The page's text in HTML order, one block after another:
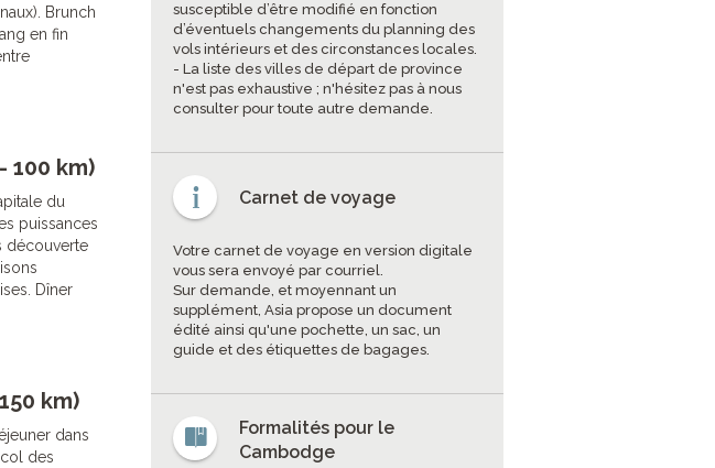
Brunch
en fin
100 km)
du
puissances
découverte
Dîner
km)
dans
des
susceptible d’être modifié en fonction
d’éventuels changements du planning des
vols intérieurs et des circonstances locales.
- La liste des villes de départ de province
n'est pas exhaustive ; n'hésitez pas à nous
consulter pour toute autre demande.
Carnet de voyage
Votre carnet de voyage en version digitale
vous sera envoyé par courriel.
Sur demande, et moyennant un
supplément, Asia propose un document
édité ainsi qu'une pochette, un sac, un
guide et des étiquettes de bagages.
Formalités pour le
Cambodge